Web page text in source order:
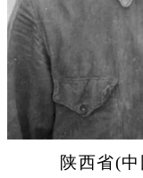
陕西省(